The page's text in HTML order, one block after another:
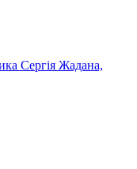
Сергія Жадана,